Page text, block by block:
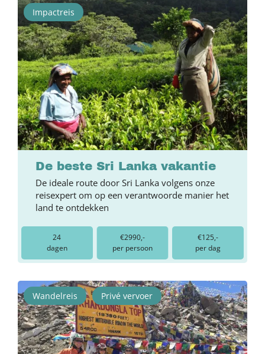
Impactreis
De beste Sri Lanka vakantie
De ideale route door Sri Lanka volgens onze
reisexpert om op een verantwoorde manier het
land te ontdekken
24
dagen
€2990,-
per persoon
€125,-
per dag
Wandelreis Privé vervoer